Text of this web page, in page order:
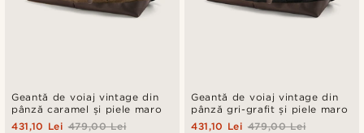
Geantă de voiaj vintage din
pânză caramel și piele maro
479,00 Lei
431,10 Lei
Geantă de voiaj vintage din
pânză gri-grafit și piele maro
479,00 Lei
431,10 Lei